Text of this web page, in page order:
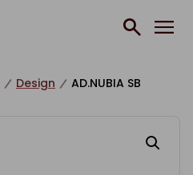
Design AD.NUBIA SB